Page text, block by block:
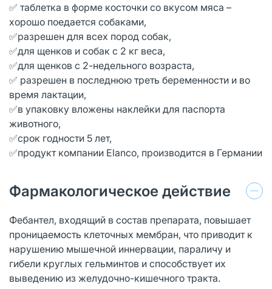
✅ таблетка в форме косточки со вкусом мяса –
хорошо поедается собаками,
✅разрешен для всех пород собак,
✅для щенков и собак с 2 кг веса,
✅для щенков с 2-недельного возраста,
✅ разрешен в последнюю треть беременности и во
время лактации,
✅в упаковку вложены наклейки для паспорта
животного,
✅срок годности 5 лет,
✅продукт компании Elanco, производится в Германии
Фармакологическое действие
Фебантел, входящий в состав препарата, повышает
проницаемость клеточных мембран, что приводит к
нарушению мышечной иннервации, параличу и
гибели круглых гельминтов и способствует их
выведению из желудочно-кишечного тракта.